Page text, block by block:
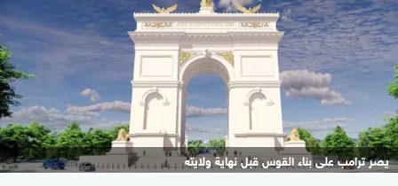
يصر ترامب على بناء القوس قبل نهاية ولايته